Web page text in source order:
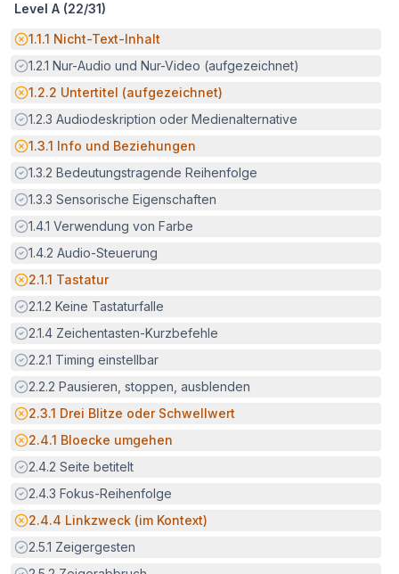
Level A (22/31)
Potenzielle Barriere:
1.1.1 Nicht-Text-Inhalt
Erfüllt:
1.2.1 Nur-Audio und Nur-Video (aufgezeichnet)
Potenzielle Barriere:
1.2.2 Untertitel (aufgezeichnet)
Erfüllt:
1.2.3 Audiodeskription oder Medienalternative
Potenzielle Barriere:
1.3.1 Info und Beziehungen
Erfüllt:
1.3.2 Bedeutungstragende Reihenfolge
Erfüllt:
1.3.3 Sensorische Eigenschaften
Erfüllt:
1.4.1 Verwendung von Farbe
Erfüllt:
1.4.2 Audio-Steuerung
Potenzielle Barriere:
2.1.1 Tastatur
Erfüllt:
2.1.2 Keine Tastaturfalle
Erfüllt:
2.1.4 Zeichentasten-Kurzbefehle
Erfüllt:
2.2.1 Timing einstellbar
Erfüllt:
2.2.2 Pausieren, stoppen, ausblenden
Potenzielle Barriere:
2.3.1 Drei Blitze oder Schwellwert
Potenzielle Barriere:
2.4.1 Bloecke umgehen
Erfüllt:
2.4.2 Seite betitelt
Erfüllt:
2.4.3 Fokus-Reihenfolge
Potenzielle Barriere:
2.4.4 Linkzweck (im Kontext)
Erfüllt:
2.5.1 Zeigergesten